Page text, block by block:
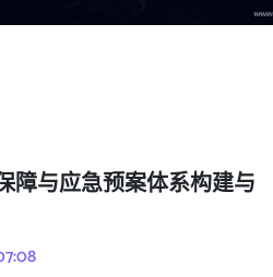
障与应急预案体系构建与